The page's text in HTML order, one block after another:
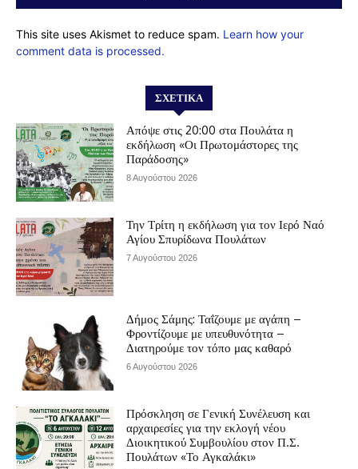
This site uses Akismet to reduce spam. Learn how your
comment data is processed.
ΣΧΕΤΙΚΆ
Απόψε στις 20:00 στα Πουλάτα η
εκδήλωση «Οι Πρωτομάστορες της
Παράδοσης»
8 Αυγούστου 2026
Την Τρίτη η εκδήλωση για τον Ιερό Ναό
Αγίου Σπυρίδωνα Πουλάτων
7 Αυγούστου 2026
Δήμος Σάμης: Ταΐζουμε με αγάπη –
Φροντίζουμε με υπευθυνότητα –
Διατηρούμε τον τόπο μας καθαρό
6 Αυγούστου 2026
Πρόσκληση σε Γενική Συνέλευση και
αρχαιρεσίες για την εκλογή νέου
Διοικητικού Συμβουλίου στον Π.Σ.
Πουλάτων «Το Αγκαλάκι»